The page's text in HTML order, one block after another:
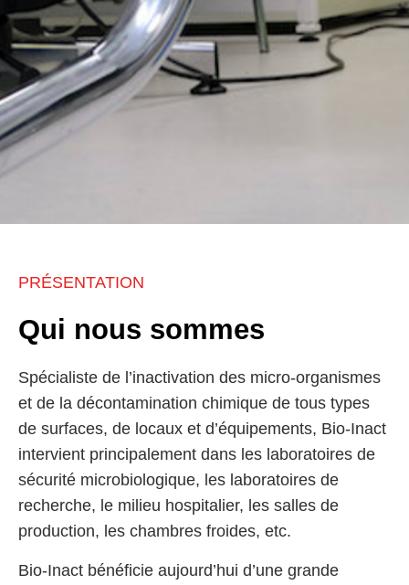
SPÉCIALISTE
par Voie Aérienne et
décontamination chimique
de vos locaux et des
équipements
PRÉSENTATION
Qui nous sommes
Spécialiste de l’inactivation des micro-organismes
et de la décontamination chimique de tous types
de surfaces, de locaux et d’équipements, Bio-Inact
intervient principalement dans les laboratoires de
sécurité microbiologique, les laboratoires de
recherche, le milieu hospitalier, les salles de
production, les chambres froides, etc.
Bio-Inact bénéficie aujourd’hui d’une grande